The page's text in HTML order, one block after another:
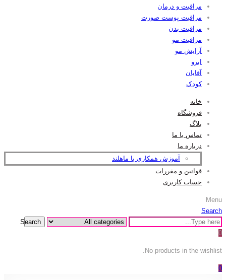
مراقبت و درمان
مراقبت پوست صورت
مراقبت بدن
مراقبت مو
آرایش مو
ابرو
آقایان
کودک
خانه
فروشگاه
بلاگ
تماس با ما
درباره ما
آموزش همکاری با ماهلند
قوانین و مقررات
حساب کاربری
Menu
Search
Search
0
No products in the wishlist.
0